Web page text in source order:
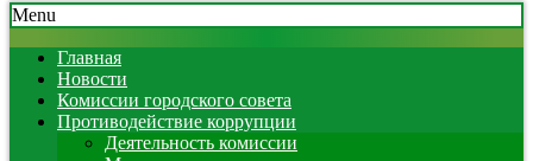
Skip
to
content
Secondary
Navigation
Menu
Menu
Главная
Новости
Комиссии городского совета
Противодействие коррупции
Деятельность комиссии